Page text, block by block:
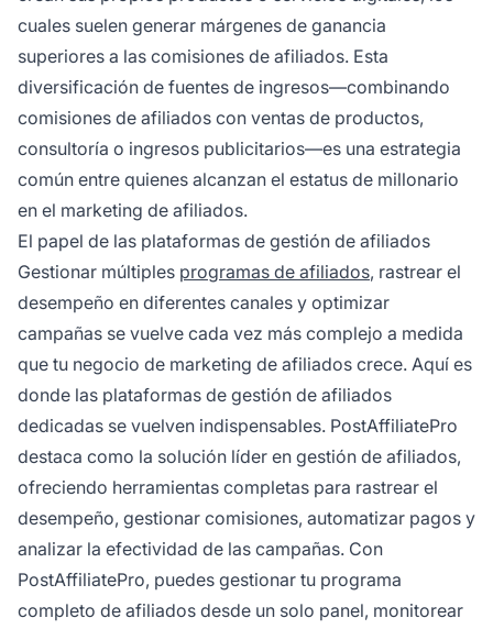
cuales suelen generar márgenes de ganancia
superiores a las comisiones de afiliados. Esta
diversificación de fuentes de ingresos—combinando
comisiones de afiliados con ventas de productos,
consultoría o ingresos publicitarios—es una estrategia
común entre quienes alcanzan el estatus de millonario
en el marketing de afiliados.
El papel de las plataformas de gestión de afiliados
Gestionar múltiples programas de afiliados, rastrear el
desempeño en diferentes canales y optimizar
campañas se vuelve cada vez más complejo a medida
que tu negocio de marketing de afiliados crece. Aquí es
donde las plataformas de gestión de afiliados
dedicadas se vuelven indispensables. PostAffiliatePro
destaca como la solución líder en gestión de afiliados,
ofreciendo herramientas completas para rastrear el
desempeño, gestionar comisiones, automatizar pagos y
analizar la efectividad de las campañas. Con
PostAffiliatePro, puedes gestionar tu programa
completo de afiliados desde un solo panel, monitorear